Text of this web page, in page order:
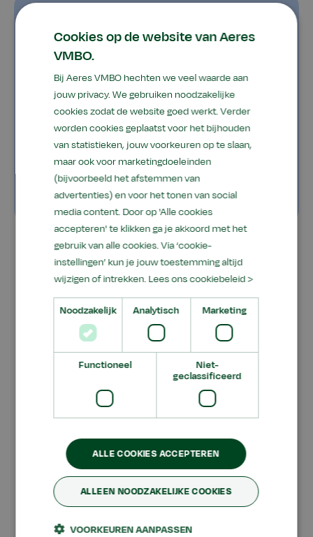
In deze tabel staat het aantal lessen per week,
Aeres biedt ook onderwijs buiten de school. Dan
ga je bijvoorbeeld op stage, excursie of
werkweek. Of je doet een opdracht in de
omgeving van de school.
Bekijk de lestabel
“De praktijklessen vind
ik het leukste en dan
vooral het vak Dier. We
hebben een pony,
konijnen, cavia’s, vogels,
slangen en geitjes in
ons eigen dierenverblijf
op school.”
Cookies op de website van Aeres
VMBO.
Bij Aeres VMBO hechten we veel waarde aan
jouw privacy. We gebruiken noodzakelijke
cookies zodat de website goed werkt. Verder
worden cookies geplaatst voor het bijhouden
van statistieken, jouw voorkeuren op te slaan,
maar ook voor marketingdoeleinden
(bijvoorbeeld het afstemmen van
advertenties) en voor het tonen van social
media content. Door op 'Alle cookies
accepteren' te klikken ga je akkoord met het
gebruik van alle cookies. Via ‘cookie-
instellingen’ kun je jouw toestemming altijd
wijzigen of intrekken. Lees ons cookiebeleid >
Noodzakelijk Analytisch Marketing
Functioneel
Niet-
geclassificeerd
ALLE COOKIES ACCEPTEREN
ALLEEN NOODZAKELIJKE COOKIES
VOORKEUREN AANPASSEN